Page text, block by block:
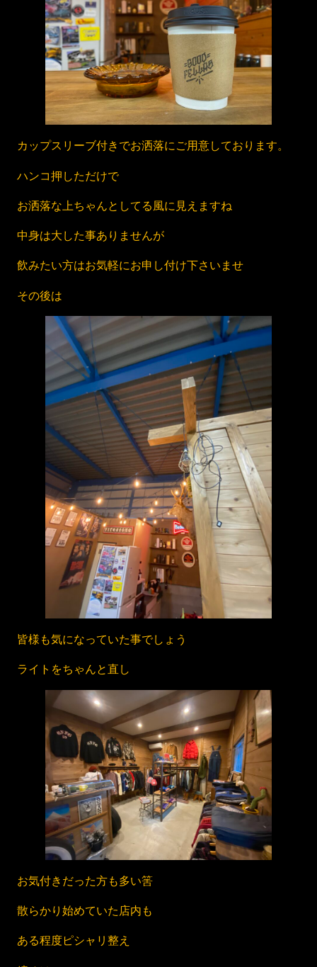
カップスリーブ付きでお洒落にご用意しております。
ハンコ押しただけで
お洒落な上ちゃんとしてる風に見えますね
中身は大した事ありませんが
飲みたい方はお気軽にお申し付け下さいませ
その後は
皆様も気になっていた事でしょう
ライトをちゃんと直し
お気付きだった方も多い筈
散らかり始めていた店内も
ある程度ピシャリ整え